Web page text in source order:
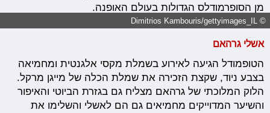
מן הסופרמודלס הגדולות בעולם האופנה.
© Dimitrios Kambouris/gettyimages_IL
אשלי גרהאם
הטופמודל הגיעה לאירוע בשמלת מקסי אלגנטית ומחמיאה
בצבע ניוד, שקצת הזכירה את שמלת הכלה של מייגן מרקל.
הלוק המלוכתי של גרהאם מצליח גם בגזרת הביוטי והאיפור
והשיער המדוייקים מחמיאים גם הם לאשלי והשלימו את